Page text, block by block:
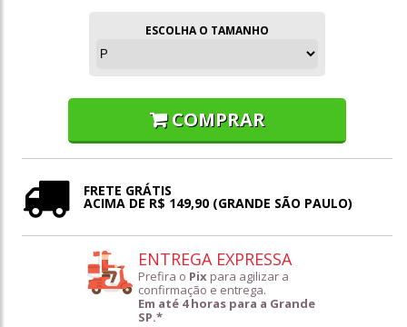
ESCOLHA O TAMANHO
COMPRAR
FRETE GRÁTIS
ACIMA DE R$ 149,90 (GRANDE SÃO PAULO)
ENTREGA EXPRESSA
Prefira o Pix para agilizar a
confirmação e entrega.
Em até 4 horas para a Grande
SP.*